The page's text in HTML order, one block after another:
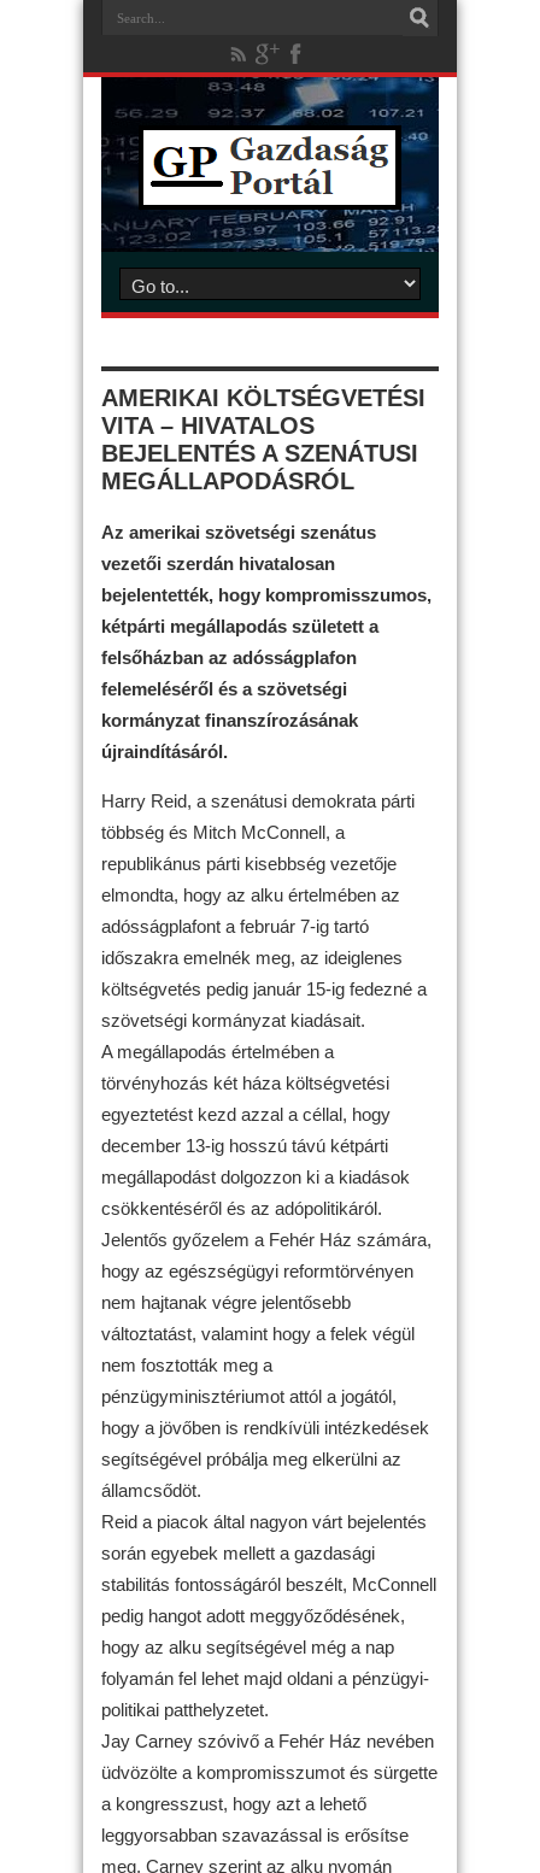
AMERIKAI KÖLTSÉGVETÉSI
VITA – HIVATALOS
BEJELENTÉS A SZENÁTUSI
MEGÁLLAPODÁSRÓL
Az amerikai szövetségi szenátus
vezetői szerdán hivatalosan
bejelentették, hogy kompromisszumos,
kétpárti megállapodás született a
felsőházban az adósságplafon
felemeléséről és a szövetségi
kormányzat finanszírozásának
újraindításáról.
Harry Reid, a szenátusi demokrata párti
többség és Mitch McConnell, a
republikánus párti kisebbség vezetője
elmondta, hogy az alku értelmében az
adósságplafont a február 7-ig tartó
időszakra emelnék meg, az ideiglenes
költségvetés pedig január 15-ig fedezné a
szövetségi kormányzat kiadásait.
A megállapodás értelmében a
törvényhozás két háza költségvetési
egyeztetést kezd azzal a céllal, hogy
december 13-ig hosszú távú kétpárti
megállapodást dolgozzon ki a kiadások
csökkentéséről és az adópolitikáról.
Jelentős győzelem a Fehér Ház számára,
hogy az egészségügyi reformtörvényen
nem hajtanak végre jelentősebb
változtatást, valamint hogy a felek végül
nem fosztották meg a
pénzügyminisztériumot attól a jogától,
hogy a jövőben is rendkívüli intézkedések
segítségével próbálja meg elkerülni az
államcsődöt.
Reid a piacok által nagyon várt bejelentés
során egyebek mellett a gazdasági
stabilitás fontosságáról beszélt, McConnell
pedig hangot adott meggyőződésének,
hogy az alku segítségével még a nap
folyamán fel lehet majd oldani a pénzügyi-
politikai patthelyzetet.
Jay Carney szóvivő a Fehér Ház nevében
üdvözölte a kompromisszumot és sürgette
a kongresszust, hogy azt a lehető
leggyorsabban szavazással is erősítse
meg. Carney szerint az alku nyomán